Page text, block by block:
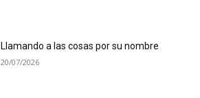
Llamando a las cosas por su nombre
20/07/2026